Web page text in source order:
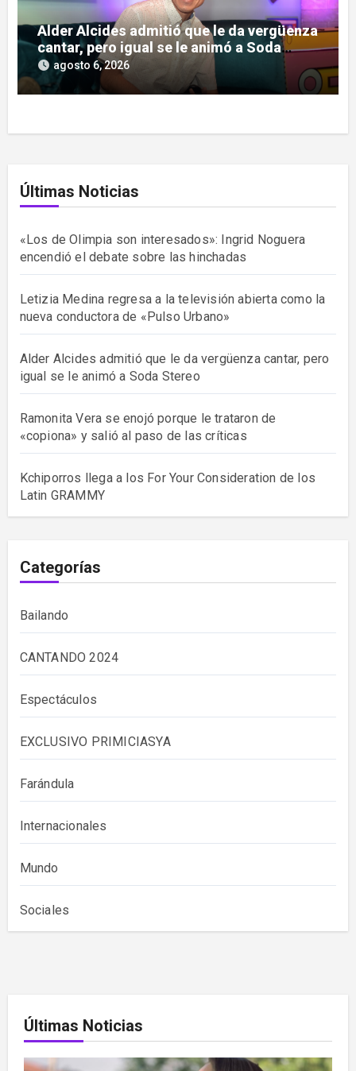
Alder Alcides admitió que le da vergüenza
cantar, pero igual se le animó a Soda
Stereo
agosto 6, 2026
Últimas Noticias
«Los de Olimpia son interesados»: Ingrid Noguera
encendió el debate sobre las hinchadas
Letizia Medina regresa a la televisión abierta como la
nueva conductora de «Pulso Urbano»
Alder Alcides admitió que le da vergüenza cantar, pero
igual se le animó a Soda Stereo
Ramonita Vera se enojó porque le trataron de
«copiona» y salió al paso de las críticas
Kchiporros llega a los For Your Consideration de los
Latin GRAMMY
Categorías
Bailando
CANTANDO 2024
Espectáculos
EXCLUSIVO PRIMICIASYA
Farándula
Internacionales
Mundo
Sociales
Últimas Noticias